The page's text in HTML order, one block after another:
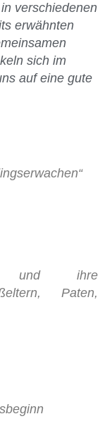
verschiedenen
erwähnten
sich im
auf eine gute
und ihre
Paten,